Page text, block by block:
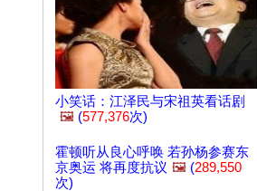
小笑话：江泽民与宋祖英看话剧
🖼️ (577,376次)
霍顿听从良心呼唤 若孙杨参赛东
京奥运 将再度抗议 🖼️ (289,550
次)